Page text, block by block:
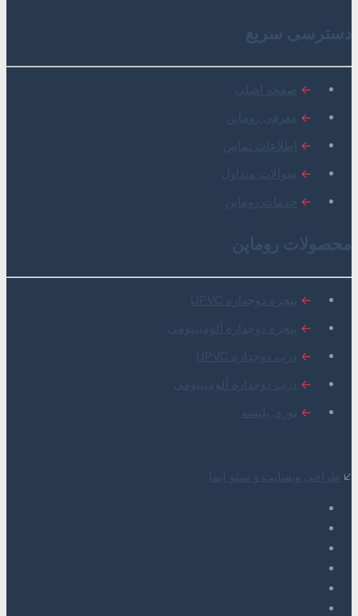
دسترسی سریع
← صفحه اصلی
← معرفی روماپن
← اطلاعات تماس
← سوالات متداول
← خدمات روماپن
محصولات روماپن
← پنجره دوجداره UPVC
← پنجره دوجداره آلومینیومی
← درب دوجداره UPVC
← درب دوجداره آلومینیومی
← توری پلیسه
🡧 طراحی وبسایت و سئو ایما